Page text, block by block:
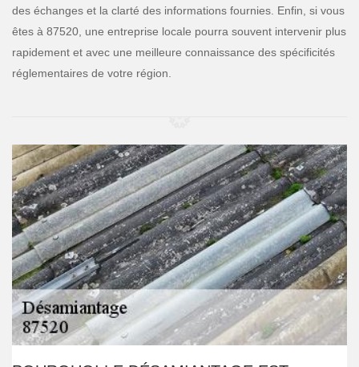
des échanges et la clarté des informations fournies. Enfin, si vous
êtes à 87520, une entreprise locale pourra souvent intervenir plus
rapidement et avec une meilleure connaissance des spécificités
réglementaires de votre région.